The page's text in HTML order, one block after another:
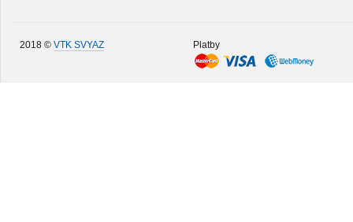
2018 © VTK SVYAZ Platby